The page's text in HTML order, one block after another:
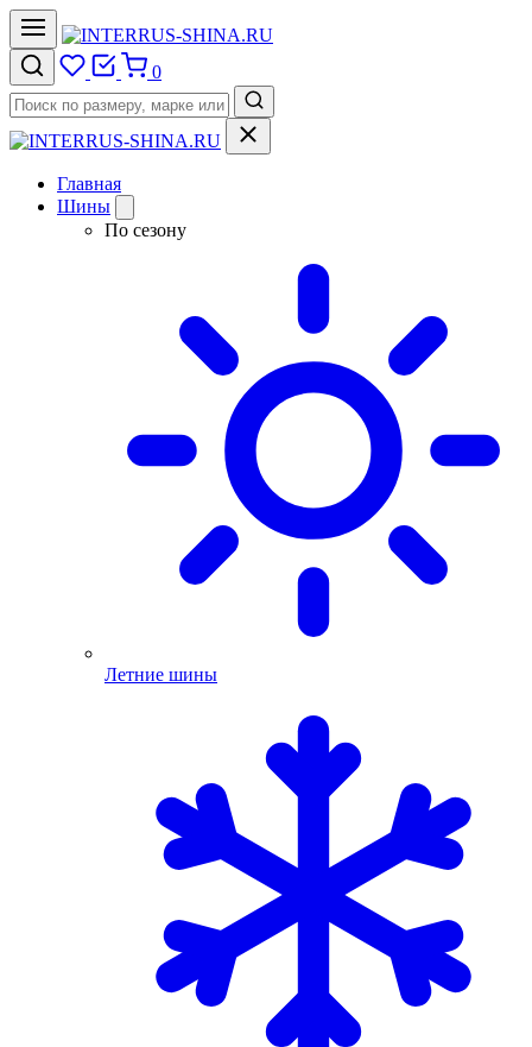
0
Главная
Шины
По сезону
Летние шины